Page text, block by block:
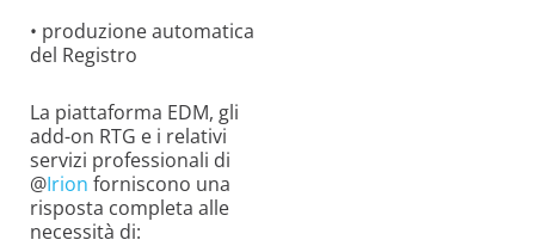
• produzione automatica
del Registro
La piattaforma EDM, gli
add-on RTG e i relativi
servizi professionali di
@Irion forniscono una
risposta completa alle
necessità di: